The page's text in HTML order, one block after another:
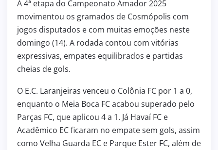
A 4ª etapa do Campeonato Amador 2025
movimentou os gramados de Cosmópolis com
jogos disputados e com muitas emoções neste
domingo (14). A rodada contou com vitórias
expressivas, empates equilibrados e partidas
cheias de gols.
O E.C. Laranjeiras venceu o Colônia FC por 1 a 0,
enquanto o Meia Boca FC acabou superado pelo
Parças FC, que aplicou 4 a 1. Já Havaí FC e
Acadêmico EC ficaram no empate sem gols, assim
como Velha Guarda EC e Parque Ester FC, além de